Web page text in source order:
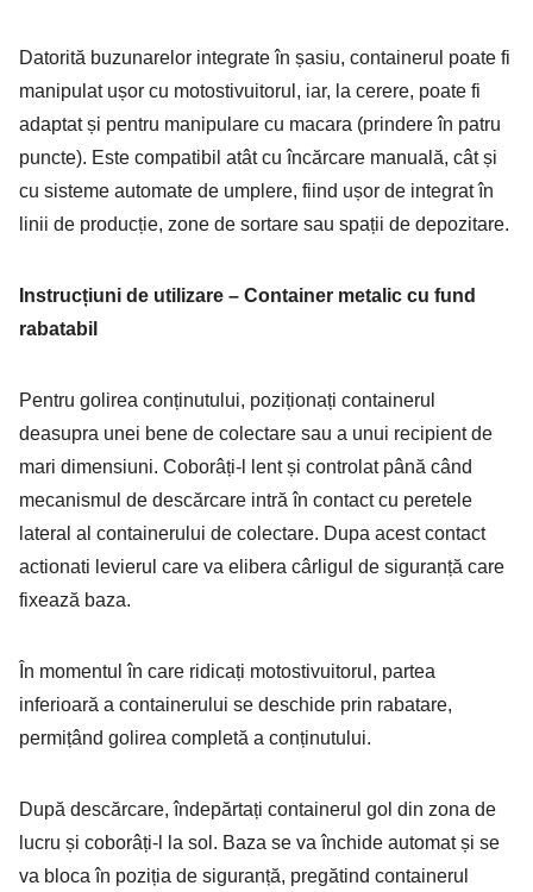
Datorită buzunarelor integrate în șasiu, containerul poate fi
manipulat ușor cu motostivuitorul, iar, la cerere, poate fi
adaptat și pentru manipulare cu macara (prindere în patru
puncte). Este compatibil atât cu încărcare manuală, cât și
cu sisteme automate de umplere, fiind ușor de integrat în
linii de producție, zone de sortare sau spații de depozitare.
Instrucțiuni de utilizare – Container metalic cu fund
rabatabil
Pentru golirea conținutului, poziționați containerul
deasupra unei bene de colectare sau a unui recipient de
mari dimensiuni. Coborâți-l lent și controlat până când
mecanismul de descărcare intră în contact cu peretele
lateral al containerului de colectare. Dupa acest contact
actionati levierul care va elibera cârligul de siguranță care
fixează baza.
În momentul în care ridicați motostivuitorul, partea
inferioară a containerului se deschide prin rabatare,
permițând golirea completă a conținutului.
După descărcare, îndepărtați containerul gol din zona de
lucru și coborâți-l la sol. Baza se va închide automat și se
va bloca în poziția de siguranță, pregătind containerul